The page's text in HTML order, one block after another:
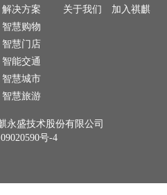
解决方案 关于我们
加入祺麒
智慧购物
智慧门店
智能交通
智慧城市
智慧旅游
永盛技术股份有限公司
号-4